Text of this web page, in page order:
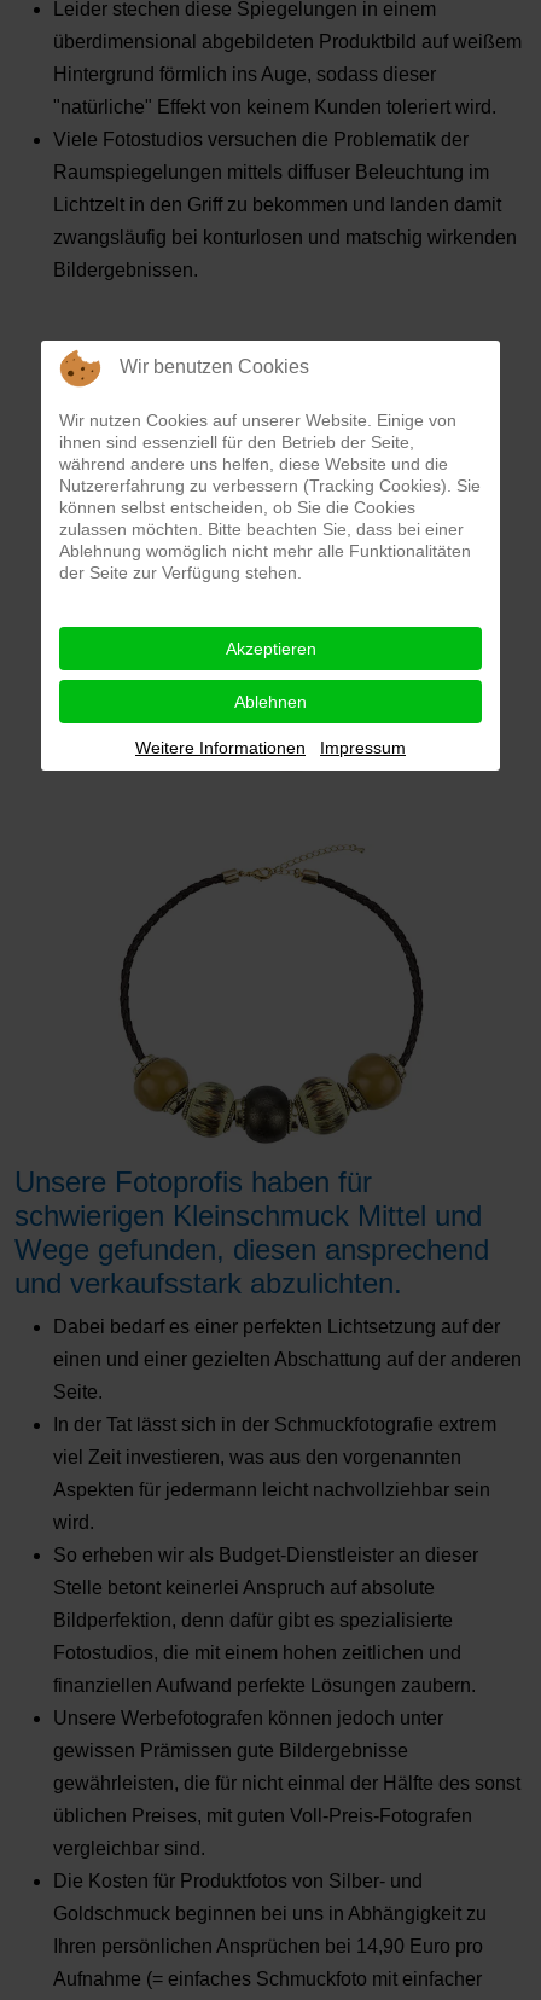
Leider stechen diese Spiegelungen in einem
überdimensional abgebildeten Produktbild auf weißem
Hintergrund förmlich ins Auge, sodass dieser
"natürliche" Effekt von keinem Kunden toleriert wird.
Viele Fotostudios versuchen die Problematik der
Raumspiegelungen mittels diffuser Beleuchtung im
Lichtzelt in den Griff zu bekommen und landen damit
zwangsläufig bei konturlosen und matschig wirkenden
Bildergebnissen.
Unsere Fotoprofis haben für
schwierigen Kleinschmuck Mittel und
Wege gefunden, diesen ansprechend
und verkaufsstark abzulichten.
Dabei bedarf es einer perfekten Lichtsetzung auf der
einen und einer gezielten Abschattung auf der anderen
Seite.
In der Tat lässt sich in der Schmuckfotografie extrem
viel Zeit investieren, was aus den vorgenannten
Aspekten für jedermann leicht nachvollziehbar sein
wird.
So erheben wir als Budget-Dienstleister an dieser
Stelle betont keinerlei Anspruch auf absolute
Bildperfektion, denn dafür gibt es spezialisierte
Fotostudios, die mit einem hohen zeitlichen und
finanziellen Aufwand perfekte Lösungen zaubern.
Unsere Werbefotografen können jedoch unter
gewissen Prämissen gute Bildergebnisse
gewährleisten, die für nicht einmal der Hälfte des sonst
üblichen Preises, mit guten Voll-Preis-Fotografen
vergleichbar sind.
Die Kosten für Produktfotos von Silber- und
Goldschmuck beginnen bei uns in Abhängigkeit zu
Ihren persönlichen Ansprüchen bei 14,90 Euro pro
Aufnahme (= einfaches Schmuckfoto mit einfacher
Wir benutzen Cookies
Wir nutzen Cookies auf unserer Website. Einige von
ihnen sind essenziell für den Betrieb der Seite,
während andere uns helfen, diese Website und die
Nutzererfahrung zu verbessern (Tracking Cookies). Sie
können selbst entscheiden, ob Sie die Cookies
zulassen möchten. Bitte beachten Sie, dass bei einer
Ablehnung womöglich nicht mehr alle Funktionalitäten
der Seite zur Verfügung stehen.
Akzeptieren
Ablehnen
Weitere Informationen Impressum